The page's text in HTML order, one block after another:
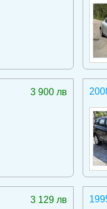
3 900 лв
3 129 лв